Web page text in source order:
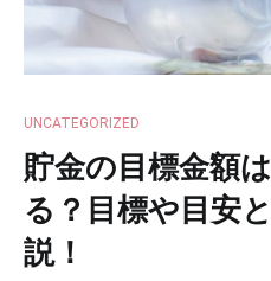
UNCATEGORIZED
貯金の目標金額
る？目標や目安
説！